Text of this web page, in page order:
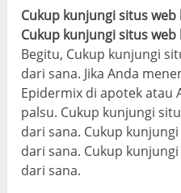
Cukup kunjungi situs
Cukup kunjungi situs
Begitu, Cukup kunjungi
dari sana. Jika Anda
Epidermix di apotek atau
palsu. Cukup kunjungi
dari sana. Cukup
dari sana. Cukup
dari sana.